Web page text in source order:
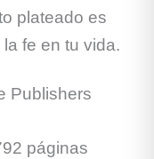
plateado es
fe en tu vida.
Publishers
páginas